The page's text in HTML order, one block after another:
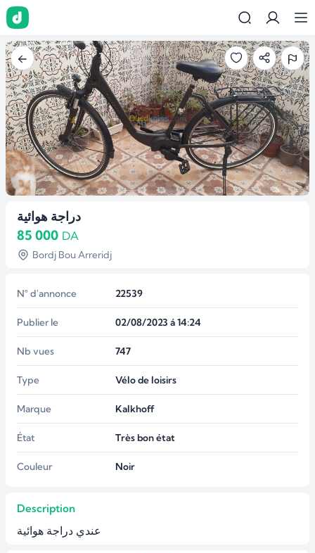
دراجة هوائية
85 000 DA
Bordj Bou Arreridj
N° d'annonce 22539
Publier le 02/08/2023 á 14:24
Nb vues 747
Type Vélo de loisirs
Marque Kalkhoff
État Très bon état
Couleur Noir
Description
عندي دراجة هوائية